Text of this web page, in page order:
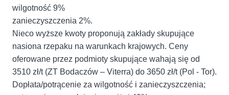
wilgotność 9%
zanieczyszczenia 2%.
Nieco wyższe kwoty proponują zakłady skupujące
nasiona rzepaku na warunkach krajowych. Ceny
oferowane przez podmioty skupujące wahają się od
3510 zł/t (ZT Bodaczów – Viterra) do 3650 zł/t (Pol - Tor).
Dopłata/potrącenie za wilgotność i zanieczyszczenia;